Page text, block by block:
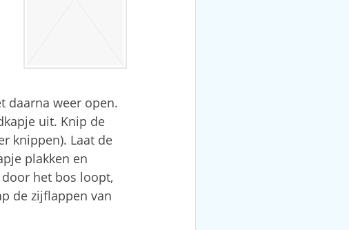
daarna weer open.
uit. Knip de
knippen). Laat de
plakken en
het bos loopt,
de zijflappen van